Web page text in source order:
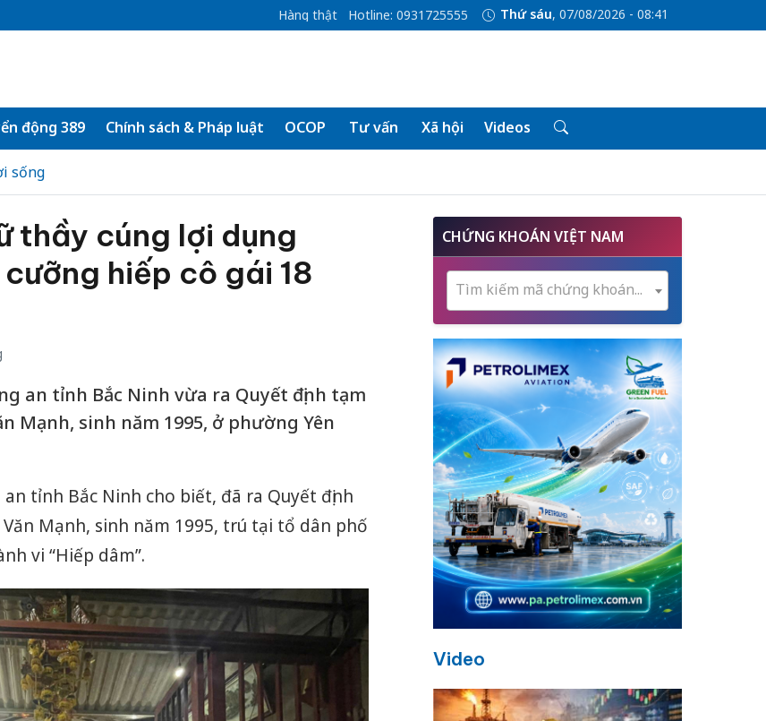
Hàng thật Hotline: 0931725555 Thứ sáu, 07/08/2026 - 08:41
động 389 Chính sách & Pháp luật OCOP Tư vấn Xã hội Videos
sống
thầy cúng lợi dụng
hiếp cô gái 18
an tỉnh Bắc Ninh vừa ra Quyết định tạm
Mạnh, sinh năm 1995, ở phường Yên
tỉnh Bắc Ninh cho biết, đã ra Quyết định
Mạnh, sinh năm 1995, trú tại tổ dân phố
vi “Hiếp dâm”.
CHỨNG KHOÁN VIỆT NAM
Tìm kiếm mã chứng khoán...
Video